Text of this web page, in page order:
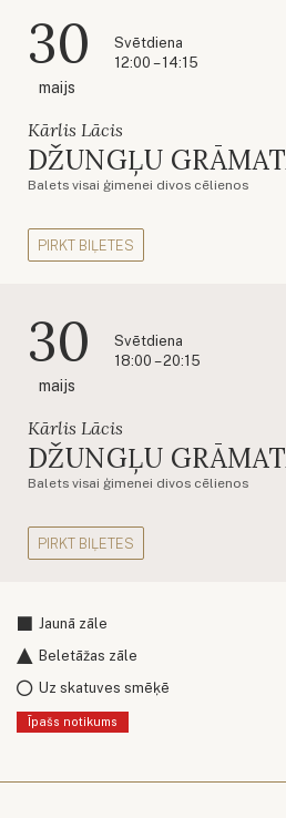
30
maijs
Svētdiena
12:00 – 14:15
Kārlis Lācis
DŽUNGĻU
Balets visai ģimenei divos cēlienos
PIRKT BIĻETES
30
maijs
Svētdiena
18:00 – 20:15
Kārlis Lācis
DŽUNGĻU
Balets visai ģimenei divos cēlienos
PIRKT BIĻETES
Jaunā zāle
Beletāžas zāle
Uz skatuves smēķē
Īpašs notikums